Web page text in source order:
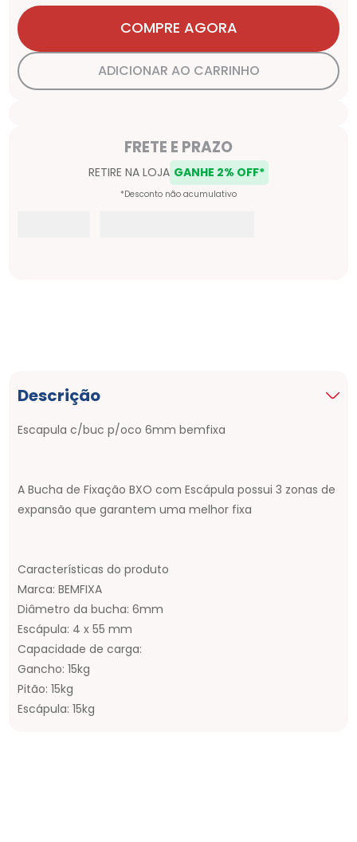
COMPRE AGORA
ADICIONAR AO CARRINHO
Descrição
Escapula c/buc p/oco 6mm bemfixa
A Bucha de Fixação BXO com Escápula possui 3 zonas de
expansão que garantem uma melhor fixa
Características do produto
Marca: BEMFIXA
Diâmetro da bucha: 6mm
Escápula: 4 x 55 mm
Capacidade de carga:
Gancho: 15kg
Pitão: 15kg
Escápula: 15kg